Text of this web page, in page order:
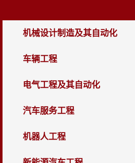
机械设计制造及其自动化
车辆工程
电气工程及其自动化
汽车服务工程
机器人工程